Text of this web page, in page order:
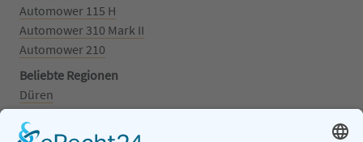
Automower 115 H
Automower 310 Mark II
Automower 210
Beliebte Regionen
Düren
Grafschaft
Kalenborn